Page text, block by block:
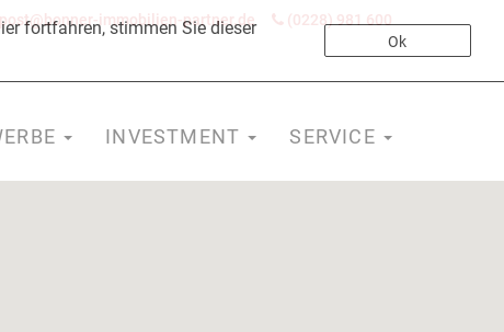
(0228) 981 600
post@bonner-immobilien-partner.de
INVESTMENT SERVICE
fortfahren, stimmen Sie dieser
Ok